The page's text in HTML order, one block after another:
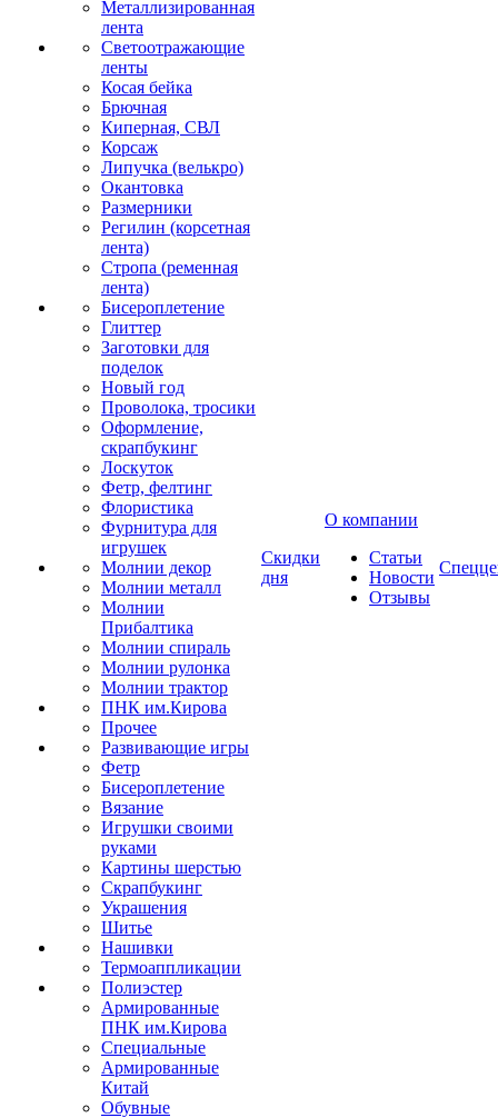
Металлизированная
лента
Светоотражающие
ленты
Косая бейка
Брючная
Киперная, СВЛ
Корсаж
Липучка (велькро)
Окантовка
Размерники
Регилин (корсетная
лента)
Стропа (ременная
лента)
Бисероплетение
Глиттер
Заготовки для
поделок
Новый год
Проволока, тросики
Оформление,
скрапбукинг
Лоскуток
Фетр, фелтинг
Флористика
Фурнитура для
игрушек
Молнии декор
Молнии металл
Молнии
Прибалтика
Молнии спираль
Молнии рулонка
Молнии трактор
ПНК им.Кирова
Прочее
Развивающие игры
Фетр
Бисероплетение
Вязание
Игрушки своими
руками
Картины шерстью
Скрапбукинг
Украшения
Шитье
Нашивки
Термоаппликации
Полиэстер
Армированные
ПНК им.Кирова
Специальные
Армированные
Китай
Обувные
Скидки
дня
О компании
Статьи
Новости
Отзывы